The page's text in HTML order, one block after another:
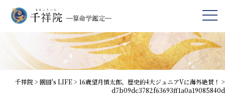
千祥院> 園田's LIFE> 16歳望月慎太郎、歴史的4大ジュニアVに海外絶賛！ >
d7b09dc3782f63693ff1a0a19085840d